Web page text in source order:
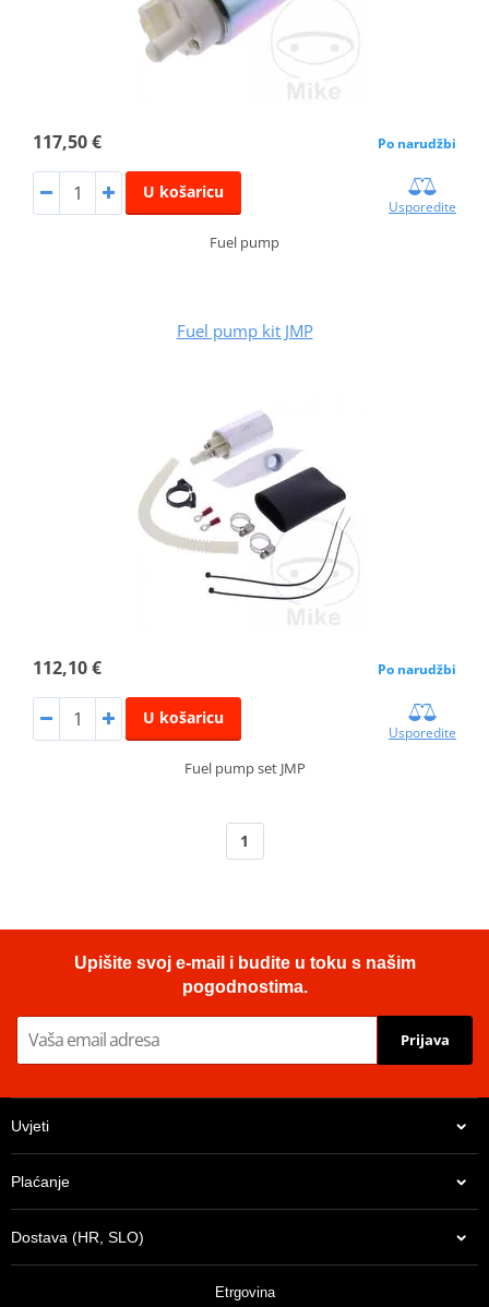
117,50 € Po narudžbi
U košaricu
Usporedite
Fuel pump
Fuel pump kit JMP
112,10 € Po narudžbi
U košaricu
Usporedite
Fuel pump set JMP
1
Upišite svoj e-mail i budite u toku s našim
pogodnostima.
Prijava
Uvjeti
Plaćanje
Dostava (HR, SLO)
Etrgovina